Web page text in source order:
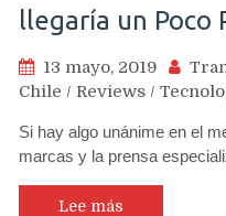
llegaría un Poco
13 mayo, 2019
Chile / Reviews /
Si hay algo unánime en el
marcas y la prensa
Lee más